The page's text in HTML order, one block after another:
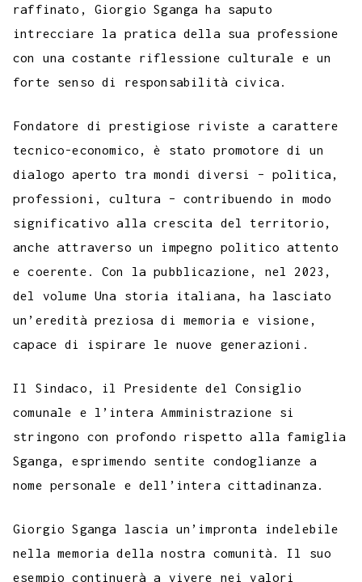
raffinato, Giorgio Sganga ha saputo
intrecciare la pratica della sua professione
con una costante riflessione culturale e un
forte senso di responsabilità civica.
Fondatore di prestigiose riviste a carattere
tecnico-economico, è stato promotore di un
dialogo aperto tra mondi diversi – politica,
professioni, cultura – contribuendo in modo
significativo alla crescita del territorio,
anche attraverso un impegno politico attento
e coerente. Con la pubblicazione, nel 2023,
del volume Una storia italiana, ha lasciato
un’eredità preziosa di memoria e visione,
capace di ispirare le nuove generazioni.
Il Sindaco, il Presidente del Consiglio
comunale e l’intera Amministrazione si
stringono con profondo rispetto alla famiglia
Sganga, esprimendo sentite condoglianze a
nome personale e dell’intera cittadinanza.
Giorgio Sganga lascia un’impronta indelebile
nella memoria della nostra comunità. Il suo
esempio continuerà a vivere nei valori